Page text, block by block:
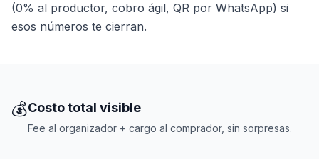
(0% al productor, cobro ágil, QR por WhatsApp) si
esos números te cierran.
💰Costo total visible
Fee al organizador + cargo al comprador, sin sorpresas.